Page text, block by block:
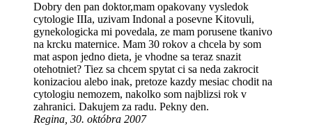
Dobry den pan doktor,mam opakovany vysledok
cytologie IIIa, uzivam Indonal a posevne Kitovuli,
gynekologicka mi povedala, ze mam porusene tkanivo
na krcku maternice. Mam 30 rokov a chcela by som
mat aspon jedno dieta, je vhodne sa teraz snazit
otehotniet? Tiez sa chcem spytat ci sa neda zakrocit
konizaciou alebo inak, pretoze kazdy mesiac chodit na
cytologiu nemozem, nakolko som najblizsi rok v
zahranici. Dakujem za radu. Pekny den.
Regina, 30. októbra 2007